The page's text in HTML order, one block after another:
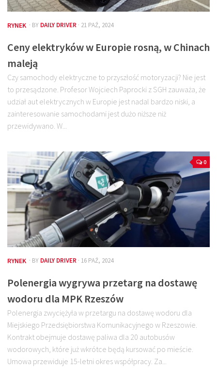
RYNEK · BY DAILY DRIVER · 21 PAŹ, 2024
Ceny elektryków w Europie rosną, w Chinach
maleją
Czy samochody elektryczne to przyszłość motoryzacji? Nie jest
to przesądzone. Profesor Wojciech Paprocki z SGH zauważa, że
udział aut elektrycznych w Europie jest nadal bardzo niski, a
zainteresowanie samochodami jest dużo niższe niż
przewidywano. W...
0
RYNEK · BY DAILY DRIVER · 16 PAŹ, 2024
Polenergia wygrywa przetarg na dostawę
wodoru dla MPK Rzeszów
Polenergia zwyciężyła w przetargu na dostawę wodoru dla
Miejskiego Przedsiębiorstwa Komunikacyjnego w Rzeszowie.
Kontrakt obejmuje dostawę paliwa dla 20 autobusów
wodorowych, które już wkrótce będą kursować po mieście.
Umowa przewiduje 15-letni okres współpracy. Za...